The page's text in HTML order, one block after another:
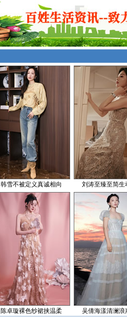
韩雪不被定义真诚相向 刘涛至臻至简生
陈卓璇裸色纱裙挟温柔 吴倩海漾清澜浪